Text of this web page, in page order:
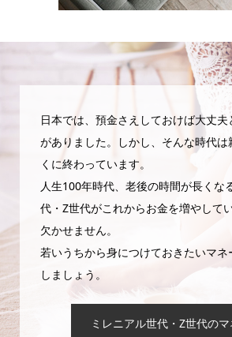
日本では、預金さえしておけば大丈
がありました。しかし、そんな時代は
くに終わっています。
人生100年時代、老後の時間が長くな
代・Z世代がこれからお金を増やして
欠かせません。
若いうちから身につけておきたいマネ
しましょう。
ミレニアル世代・Z世代の